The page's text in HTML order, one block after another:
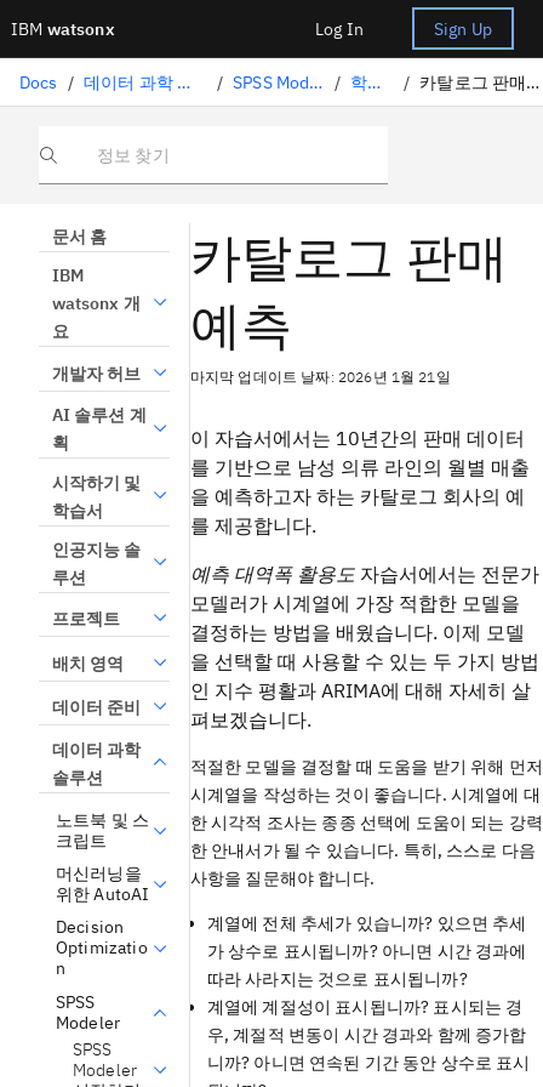
IBM watsonx Log In Sign Up
Docs / 데이터 과학 솔루션 / SPSS Modeler / 학습서 / 카탈로그 판매 예측
정보 찾기
문서 홈
IBM
watsonx 개
요
개발자 허브
AI 솔루션 계
획
시작하기 및
학습서
인공지능 솔
루션
프로젝트
배치 영역
데이터 준비
데이터 과학
솔루션
노트북 및 스
크립트
머신러닝을
위한 AutoAI
Decision
Optimizatio
n
SPSS
Modeler
SPSS
Modeler
카탈로그 판매
예측
마지막 업데이트 날짜: 2026년 1월 21일
이 자습서에서는 10년간의 판매 데이터
를 기반으로 남성 의류 라인의 월별 매출
을 예측하고자 하는 카탈로그 회사의 예
를 제공합니다.
예측 대역폭 활용도자습서에서는 전문가
모델러가 시계열에 가장 적합한 모델을
결정하는 방법을 배웠습니다. 이제 모델
을 선택할 때 사용할 수 있는 두 가지 방법
인 지수 평활과 ARIMA에 대해 자세히 살
펴보겠습니다.
적절한 모델을 결정할 때 도움을 받기 위해 먼저
시계열을 작성하는 것이 좋습니다. 시계열에 대
한 시각적 조사는 종종 선택에 도움이 되는 강력
한 안내서가 될 수 있습니다. 특히, 스스로 다음
사항을 질문해야 합니다.
계열에 전체 추세가 있습니까? 있으면 추세
가 상수로 표시됩니까? 아니면 시간 경과에
따라 사라지는 것으로 표시됩니까?
계열에 계절성이 표시됩니까? 표시되는 경
우, 계절적 변동이 시간 경과와 함께 증가합
니까? 아니면 연속된 기간 동안 상수로 표시